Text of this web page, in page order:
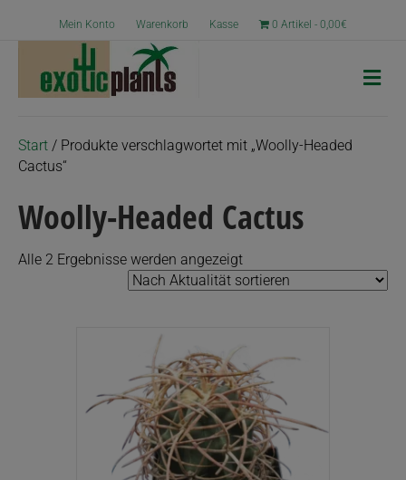
Mein Konto Warenkorb Kasse 0 Artikel 0,00€
N
a
Start / Produkte verschlagwortet mit „Woolly-Headed
Cactus“
Woolly-Headed Cactus
Alle 2 Ergebnisse werden angezeigtNach
Aktualität